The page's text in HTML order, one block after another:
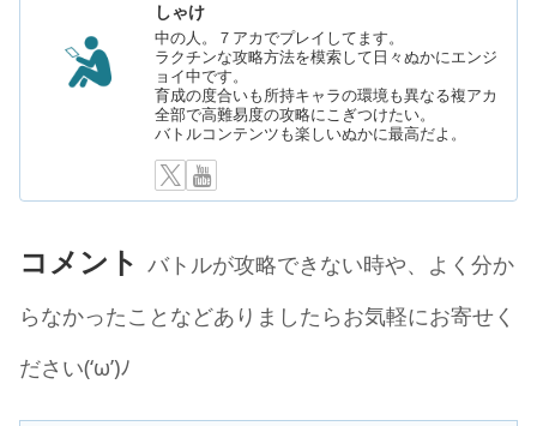
しゃけ
中の人。７アカでプレイしてます。
ラクチンな攻略方法を模索して日々ぬかにエンジ
ョイ中です。
育成の度合いも所持キャラの環境も異なる複アカ
全部で高難易度の攻略にこぎつけたい。
バトルコンテンツも楽しいぬかに最高だよ。
コメント バトルが攻略できない時や、よく分か
らなかったことなどありましたらお気軽にお寄せく
ださい(‘ω’)ﾉ